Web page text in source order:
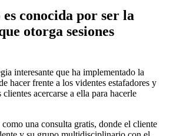
conocida por ser la
otorga sesiones
interesante que ha implementado la
hacer frente a los videntes estafadores y
acercarse a ella para hacerle
una consulta gratis, donde el cliente